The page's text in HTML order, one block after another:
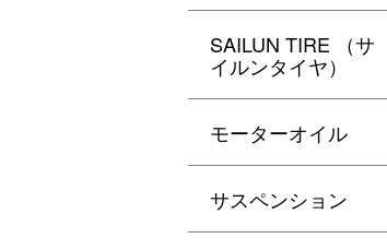
SAILUN TIRE （サ
イルンタイヤ）
モーターオイル
サスペンション